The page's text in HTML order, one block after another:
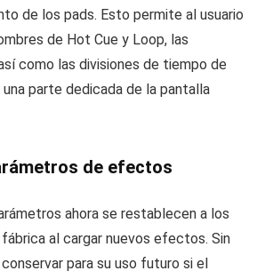
de los pads. Esto permite al usuario
de Hot Cue y Loop, las
como las divisiones de tiempo de
una parte dedicada de la pantalla
de efectos
ahora se restablecen a los
al cargar nuevos efectos. Sin
para su uso futuro si el